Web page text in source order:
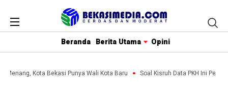
Beranda Berita Utama Opini
Kota Bekasi Punya Wali Kota Baru Soal Kisruh Data PKH Ini